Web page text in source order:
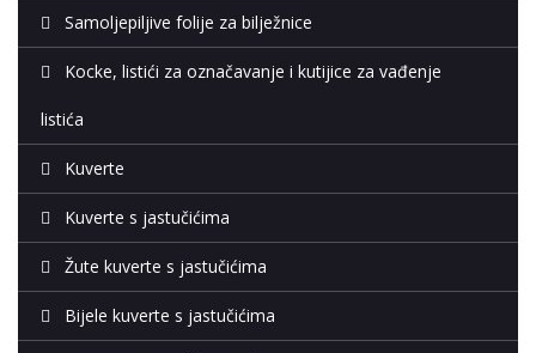
Samoljepiljive folije za bilježnice
Kocke, listići za označavanje i kutijice za vađenje
listića
Kuverte
Kuverte s jastučićima
Žute kuverte s jastučićima
Bijele kuverte s jastučićima